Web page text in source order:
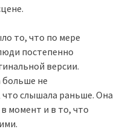
то, что по мере
постепенно
версии.
больше не
слышала раньше. Она
момент и в то, что